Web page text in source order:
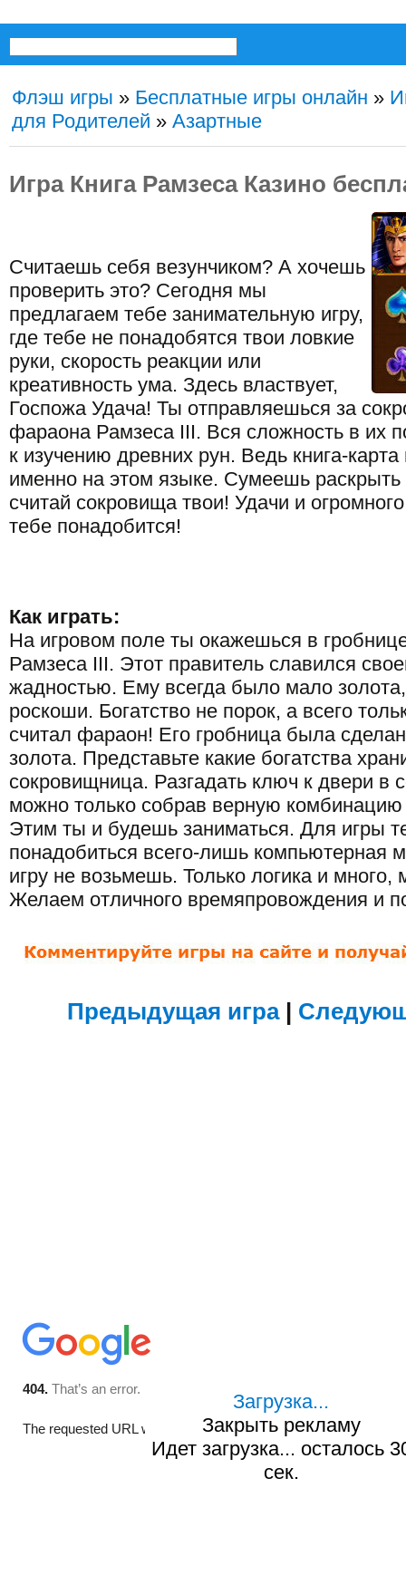
Флэш игры » Бесплатные игры онлайн »
для Родителей » Азартные
Игра Книга Рамзеса Казино
Считаешь себя везунчиком? А хочешь
проверить это? Сегодня мы
предлагаем тебе занимательную игру,
где тебе не понадобятся твои ловкие
руки, скорость реакции или
креативность ума. Здесь властвует,
Госпожа Удача! Ты отправляешься за
фараона Рамзеса III. Вся сложность в их
к изучению древних рун. Ведь книга-карта
именно на этом языке. Сумеешь раскрыть
считай сокровища твои! Удачи и
тебе понадобится!
Как играть:
На игровом поле ты окажешься в
Рамзеса III. Этот правитель славился
жадностью. Ему всегда было мало
роскоши. Богатство не порок, а всего
считал фараон! Его гробница была
золота. Представьте какие богатства
сокровищница. Разгадать ключ к двери в
можно только собрав верную
Этим ты и будешь заниматься. Для игры
понадобиться всего-лишь компьютерная
игру не возьмешь. Только логика и много,
Желаем отличного времяпровождения и
Загрузка...
Закрыть рекламу
Идет загрузка... осталось
сек.
Предыдущая игра|